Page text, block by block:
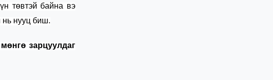
төвтэй байна вэ
нь нууц биш.
зарцуулдаг